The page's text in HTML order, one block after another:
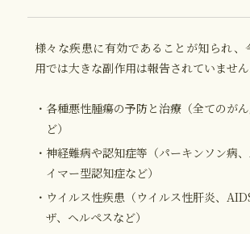
様々な疾患に有効であることが知られ、
用では大きな副作用は報告されていません
・各種悪性腫瘍の予防と治療（全てのが
ど）
・神経難病や認知症等（パーキンソン病
イマー型認知症など）
・ウイルス性疾患（ウイルス性肝炎、
ザ、ヘルペスなど）